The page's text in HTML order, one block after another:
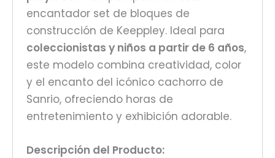
encantador set de bloques de
construcción de Keeppley. Ideal para
coleccionistas y niños a partir de 6 años,
este modelo combina creatividad, color
y el encanto del icónico cachorro de
Sanrio, ofreciendo horas de
entretenimiento y exhibición adorable.
Descripción del Producto: